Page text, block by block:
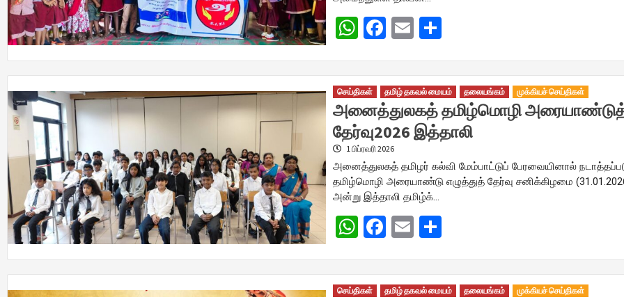
WhatsApp
Facebook
Email
செய்திகள் தமிழ் தகவல் மையம் தலையங்கம் முக்கியச் செய்திகள்
அனைத்துலகத் தமிழ்மொழி
தேர்வு2026 இத்தாலி
1 பிப்ரவரி 2026
அனைத்துலகத் தமிழர் கல்வி மேம்பாட்டுப் பேரவையினால்
தமிழ்மொழி அரையாண்டு எழுத்துத் தேர்வு சனிக்கிழமை
அன்று இத்தாலி தமிழ்க்…
WhatsApp
Facebook
Email
செய்திகள் தமிழ் தகவல் மையம் தலையங்கம் முக்கியச் செய்திகள்